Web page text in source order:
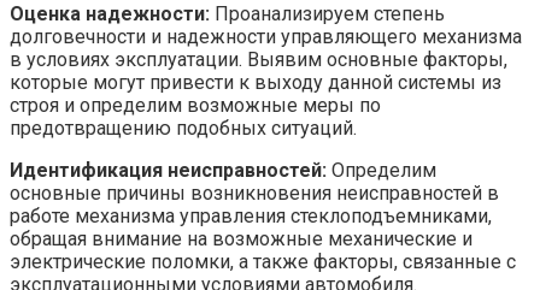
Оценка надежности: Проанализируем степень
долговечности и надежности управляющего механизма
в условиях эксплуатации. Выявим основные факторы,
которые могут привести к выходу данной системы из
строя и определим возможные меры по
предотвращению подобных ситуаций.
Идентификация неисправностей: Определим
основные причины возникновения неисправностей в
работе механизма управления стеклоподъемниками,
обращая внимание на возможные механические и
электрические поломки, а также факторы, связанные с
эксплуатационными условиями автомобиля.